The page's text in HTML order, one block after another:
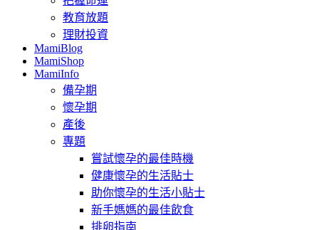
教育放題
理財投資
MamiBlog
MamiShop
MamiInfo
備孕期
懷孕期
產後
專題
嘗試懷孕的最佳時機
健康懷孕的生活貼士
助你懷孕的生活小貼士
新手媽媽的最佳飲食
排卵指南